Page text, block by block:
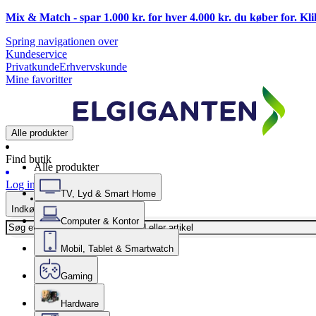
Mix & Match - spar 1.000 kr. for hver 4.000 kr. du køber for.
Spring navigationen over
Kundeservice
PrivatkundeErhvervskunde
Mine favoritter
Alle produkter
Find butik
Log ind
Indkøbskurv
Alle produkter
TV, Lyd & Smart Home
Computer & Kontor
Mobil, Tablet & Smartwatch
Gaming
Hardware